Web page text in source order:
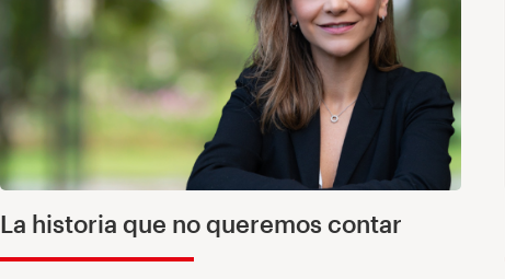
La historia que no queremos contar